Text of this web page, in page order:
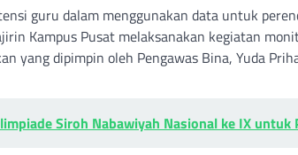
guru dalam menggunakan data untuk
Kampus Pusat melaksanakan kegiatan
yang dipimpin oleh Pengawas Bina, Yuda
Siroh Nabawiyah Nasional ke IX